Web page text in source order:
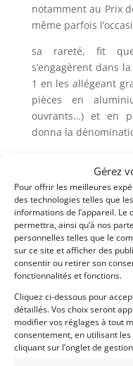
Gérez
Pour offrir les meilleures
des technologies telles que
informations de l’appareil.
permettra, ainsi qu’à nos
personnelles telles que le
sur ce site et afficher des
consentir ou retirer son
fonctionnalités et fonctions.
Cliquez ci-dessous pour
détaillés. Vos choix seront
modifier vos réglages à tout
consentement, en utilisant
cliquant sur l’onglet de
notamment au Prix
même parfois
sa rareté, fit
s’engagèrent dans
1 en les allégeant
pièces en
ouvrants…) et en
donna la
et en course sur
Unis sont
poussées (340
l’époque, obtenant
Le moteur reconnu
et efficace est le 3,8L.
Ayant participé à
Jaguar Type E
dans tous les
grandes épreuves :
CER, Masters, Tour